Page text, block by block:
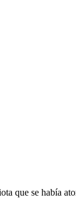
que se había